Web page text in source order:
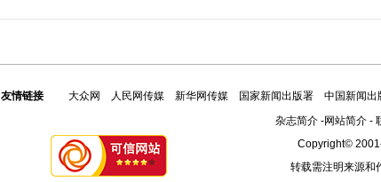
友情链接 大众网 人民网传媒 新华网传媒 国家新闻出版署 中国新闻出
杂志简介-网站简介-
Copyright©
转载需注明来源和